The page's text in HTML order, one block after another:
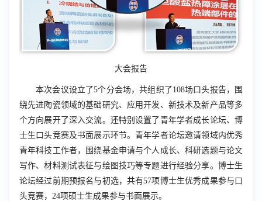
大会报告
本次会议设立了5个分会场，共组织了108场口头报告，围
绕先进陶瓷领域的基础研究、应用开发、新技术及新产品等多
个方向展开了深入交流。还特别设置了青年学者成长论坛、博
士生口头竞赛及书面展示环节。青年学者论坛邀请领域内优秀
青年科技工作者，围绕基金申请与个人成长、科研选题与论文
写作、材料测试表征与绘图技巧等专题进行经验分享。博士生
论坛经过前期预报名与初选，共有57项博士生优秀成果参与口
头竞赛， 24项硕士生成果参与书面展示。